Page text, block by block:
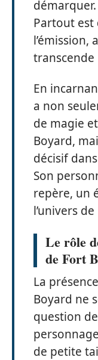
Partout est
transcende
En
a non
de magie
Boyard,
décisif
Son
repère, un
l’univers
Le rôle
de Fort
La
Boyard ne
question
de petite